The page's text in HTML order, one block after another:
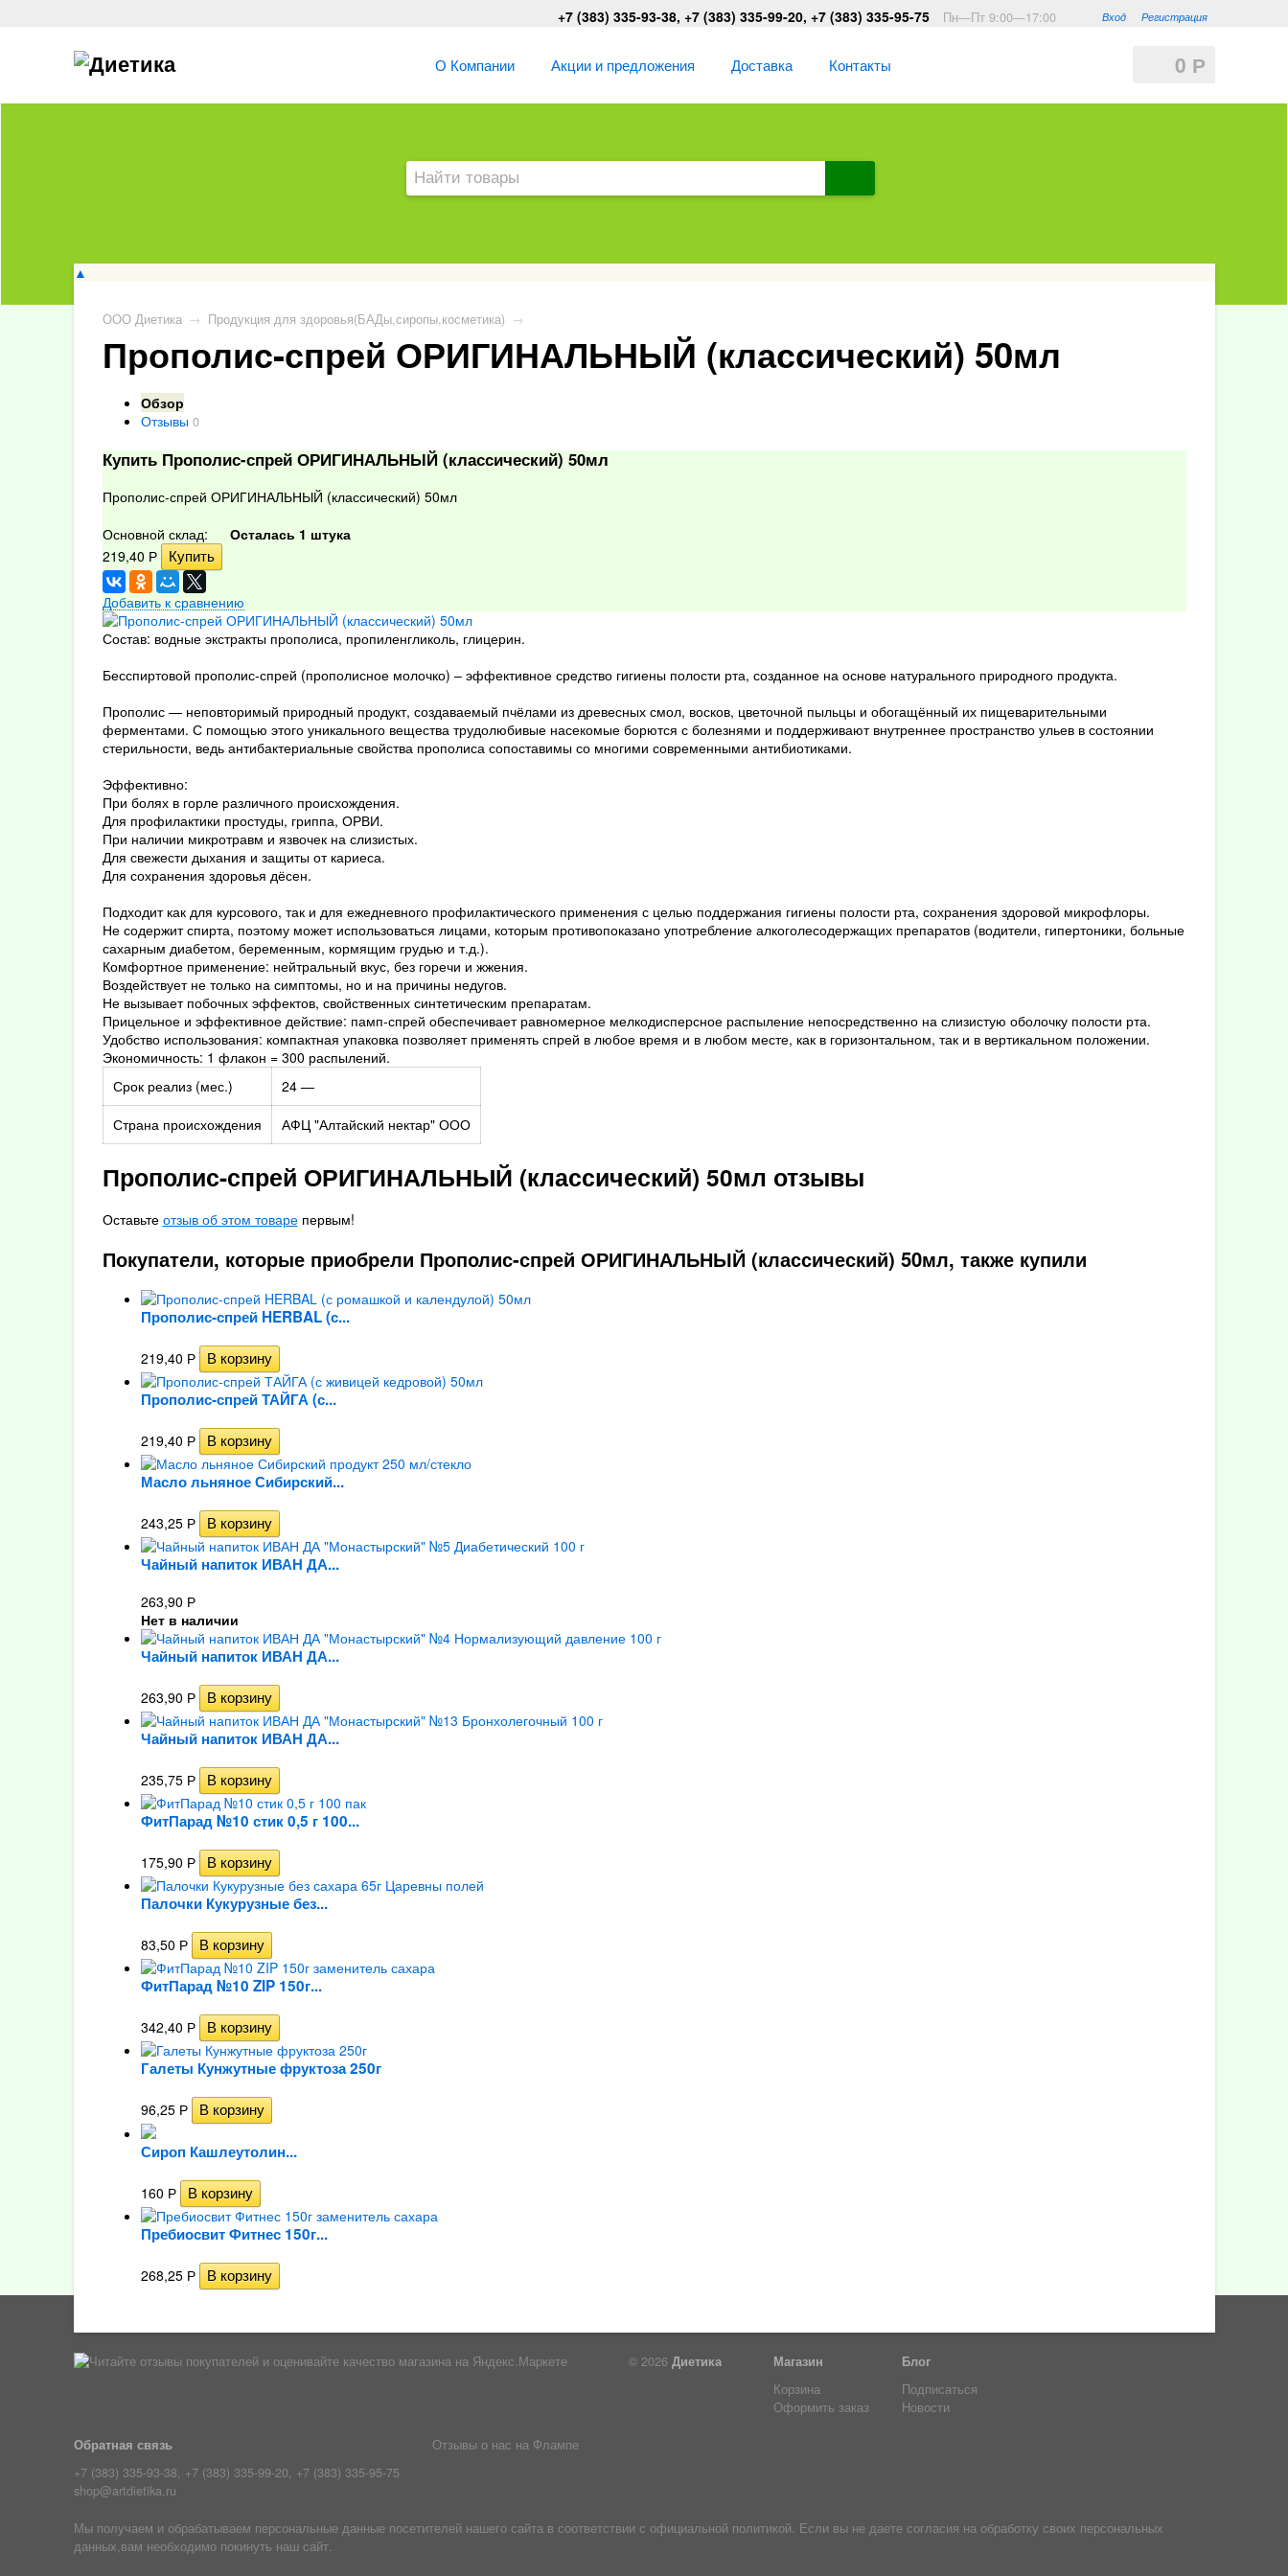
Вход Регистрация
+7 (383) 335-93-38, +7 (383) 335-99-20, +7 (383) 335-95-75 Пн—Пт 9:00—17:00
0 Р
О Компании Акции и предложения Доставка Контакты
▲
ООО Диетика → Продукция для здоровья(БАДы,сиропы,косметика) →
Прополис-спрей ОРИГИНАЛЬНЫЙ (классический) 50мл
Обзор
Отзывы 0
Купить Прополис-спрей ОРИГИНАЛЬНЫЙ (классический) 50мл
Прополис-спрей ОРИГИНАЛЬНЫЙ (классический) 50мл
Основной склад:
Осталась 1 штука
219,40 Р
Добавить к сравнению
Состав: водные экстракты прополиса, пропиленгликоль, глицерин.
Бесспиртовой прополис-спрей (прополисное молочко) – эффективное средство гигиены полости рта, созданное на основе натурального природного продукта.
Прополис — неповторимый природный продукт, создаваемый пчёлами из древесных смол, восков, цветочной пыльцы и обогащённый их пищеварительными
ферментами. С помощью этого уникального вещества трудолюбивые насекомые борются с болезнями и поддерживают внутреннее пространство ульев в состоянии
стерильности, ведь антибактериальные свойства прополиса сопоставимы со многими современными антибиотиками.
Эффективно:
При болях в горле различного происхождения.
Для профилактики простуды, гриппа, ОРВИ.
При наличии микротравм и язвочек на слизистых.
Для свежести дыхания и защиты от кариеса.
Для сохранения здоровья дёсен.
Подходит как для курсового, так и для ежедневного профилактического применения с целью поддержания гигиены полости рта, сохранения здоровой микрофлоры.
Не содержит спирта, поэтому может использоваться лицами, которым противопоказано употребление алкоголесодержащих препаратов (водители, гипертоники, больные
сахарным диабетом, беременным, кормящим грудью и т.д.).
Комфортное применение: нейтральный вкус, без горечи и жжения.
Воздействует не только на симптомы, но и на причины недугов.
Не вызывает побочных эффектов, свойственных синтетическим препаратам.
Прицельное и эффективное действие: памп-спрей обеспечивает равномерное мелкодисперсное распыление непосредственно на слизистую оболочку полости рта.
Удобство использования: компактная упаковка позволяет применять спрей в любое время и в любом месте, как в горизонтальном, так и в вертикальном положении.
Экономичность: 1 флакон = 300 распылений.
Срок реализ (мес.)
24 —
Страна происхождения
АФЦ "Алтайский нектар" ООО
Прополис-спрей ОРИГИНАЛЬНЫЙ (классический) 50мл отзывы
Оставьте отзыв об этом товарепервым!
Покупатели, которые приобрели Прополис-спрей ОРИГИНАЛЬНЫЙ (классический) 50мл, также купили
Прополис-спрей HERBAL (с...
219,40 Р
Прополис-спрей ТАЙГА (с...
219,40 Р
Масло льняное Сибирский...
243,25 Р
Чайный напиток ИВАН ДА...
263,90 Р
Нет в наличии
Чайный напиток ИВАН ДА...
263,90 Р
Чайный напиток ИВАН ДА...
235,75 Р
ФитПарад №10 стик 0,5 г 100...
175,90 Р
Палочки Кукурузные без...
83,50 Р
ФитПарад №10 ZIP 150г...
342,40 Р
Галеты Кунжутные фруктоза 250г
96,25 Р
Сироп Кашлеутолин...
160 Р
Пребиосвит Фитнес 150г...
268,25 Р
© 2026 Диетика
Магазин
Корзина
Оформить заказ
Блог
Подписаться
Новости
Обратная связь
+7 (383) 335-93-38, +7 (383) 335-99-20, +7 (383) 335-95-75
shop@artdietika.ru
Отзывы о нас на Флампе
Мы получаем и обрабатываем персональные данные посетителей нашего сайта в соответствии с официальной политикой. Если вы не даете согласия на обработку своих персональных
данных,вам необходимо покинуть наш сайт.